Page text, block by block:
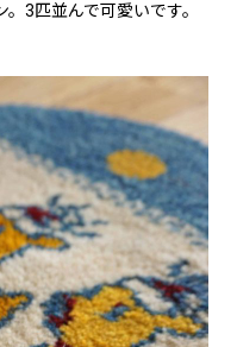
3匹並んで可愛いです。